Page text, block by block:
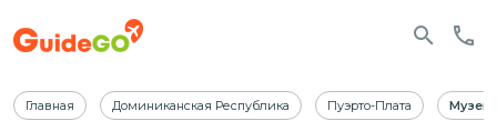
Главная Доминиканская Республика Пуэрто-Плата Музеи